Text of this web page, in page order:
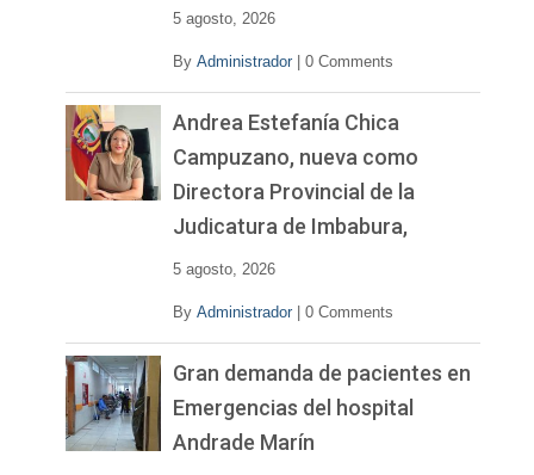
5 agosto, 2026
By Administrador 0 Comments
Andrea Estefanía Chica
Campuzano, nueva como
Directora Provincial de la
Judicatura de Imbabura,
5 agosto, 2026
By Administrador 0 Comments
Gran demanda de pacientes en
Emergencias del hospital
Andrade Marín